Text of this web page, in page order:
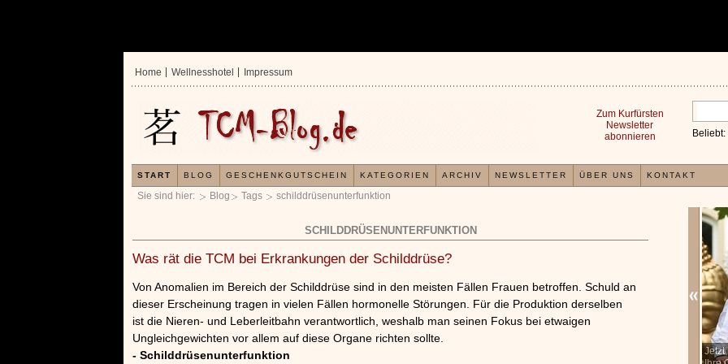
Sie sind hier: Blog Tags schilddrüsenunterfunktion
SCHILDDRÜSENUNTERFUNKTION
Was rät die TCM bei Erkrankungen der Schilddrüse?
Von Anomalien im Bereich der Schilddrüse sind in den meisten Fällen Frauen betroffen. Schuld an
dieser Erscheinung tragen in vielen Fällen hormonelle Störungen. Für die Produktion derselben
ist die Nieren- und Leberleitbahn verantwortlich, weshalb man seinen Fokus bei etwaigen
Ungleichgewichten vor allem auf diese Organe richten sollte.
- Schilddrüsenunterfunktion
Jetzt
Home Wellnesshotel Impressum
Beliebt:
Zum Kurfürsten
Newsletter
abonnieren
START BLOG GESCHENKGUTSCHEIN KATEGORIEN ARCHIV NEWSLETTER ÜBER UNS KONTAKT